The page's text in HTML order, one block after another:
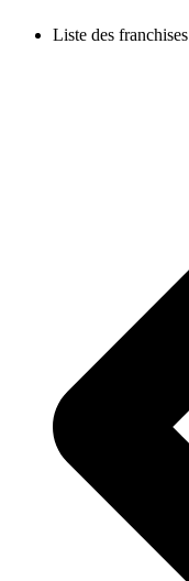
Liste des franchises